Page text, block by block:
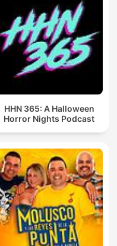
HHN 365: A Halloween
Horror Nights Podcast